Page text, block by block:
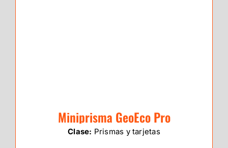
Miniprisma GeoEco Pro
Clase: Prismas y tarjetas